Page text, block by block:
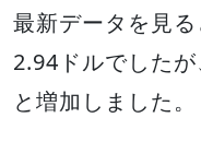
最新データを見
2.94ドルでした
と増加しました。